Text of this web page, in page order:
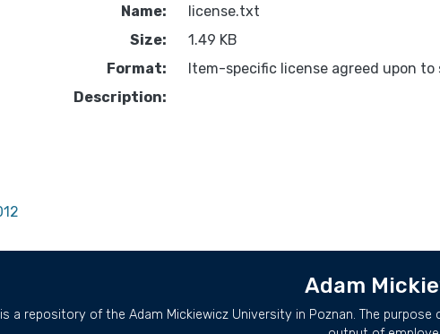
Name:
license.txt
Size:
1.49 KB
Format:
Item-specific license agreed upon to
Description:
Adam
is a repository of the Adam Mickiewicz University in Poznan. The